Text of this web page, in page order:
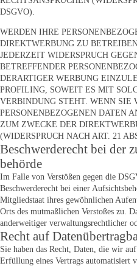
DSGVO).
WERDEN IHRE
DIREKTWERBUNG ZU
JEDERZEIT WIDERSPRUCH
BETREFFENDER
DERARTIGER WERBUNG
PROFILING, SOWEIT ES MIT
VERBINDUNG STEHT. WENN SIE
PERSONENBEZOGENEN DATEN
ZUM ZWECKE DER
(WIDERSPRUCH NACH ART. 21
Beschwerde­recht bei der
behörde
Im Falle von Verstößen gegen die
Beschwerderecht bei einer
Mitgliedstaat ihres gewöhnlichen
Orts des mutmaßlichen Verstoßes zu.
anderweitiger verwaltungsrechtlicher
Recht auf
Sie haben das Recht, Daten, die wir
Erfüllung eines Vertrags automatisiert